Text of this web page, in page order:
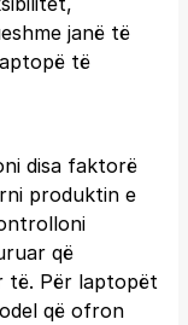
janë të
të
disa faktorë
produktin e
që
të. Për laptopët
që ofron